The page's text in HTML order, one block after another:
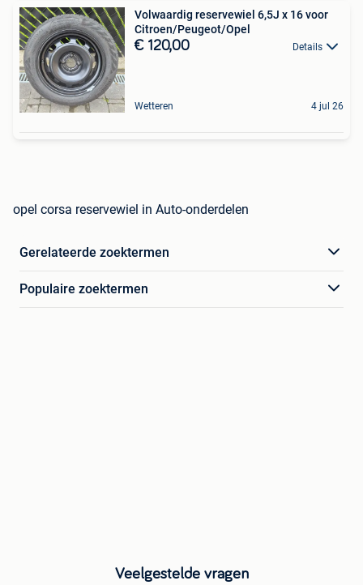
Volwaardig reservewiel 6,5J x 16 voor
Citroen/Peugeot/Opel
€ 120,00 Details
Wetteren 4 jul 26
opel corsa reservewiel in Auto-onderdelen
Gerelateerde zoektermen
Populaire zoektermen
Veelgestelde vragen